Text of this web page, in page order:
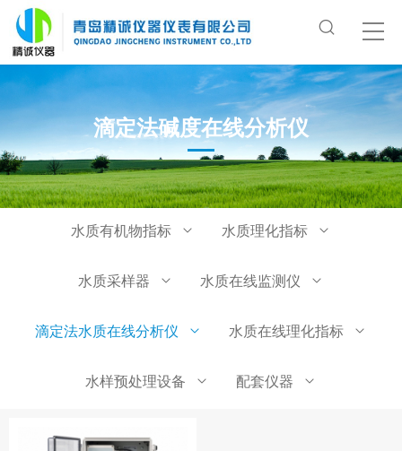
滴定法碱度在线分析仪
水质有机物指标 水质理化指标
水质采样器 水质在线监测仪
滴定法水质在线分析仪 水质在线理化指标
水样预处理设备 配套仪器